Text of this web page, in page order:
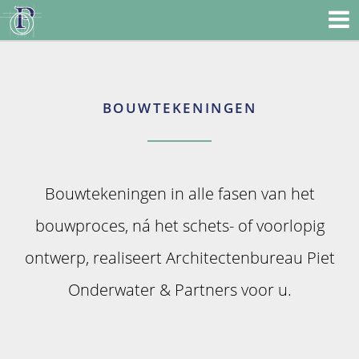
BOUWTEKENINGEN
Bouwtekeningen in alle fasen van het
bouwproces, ná het schets- of voorlopig
ontwerp, realiseert Architectenbureau Piet
Onderwater & Partners voor u.